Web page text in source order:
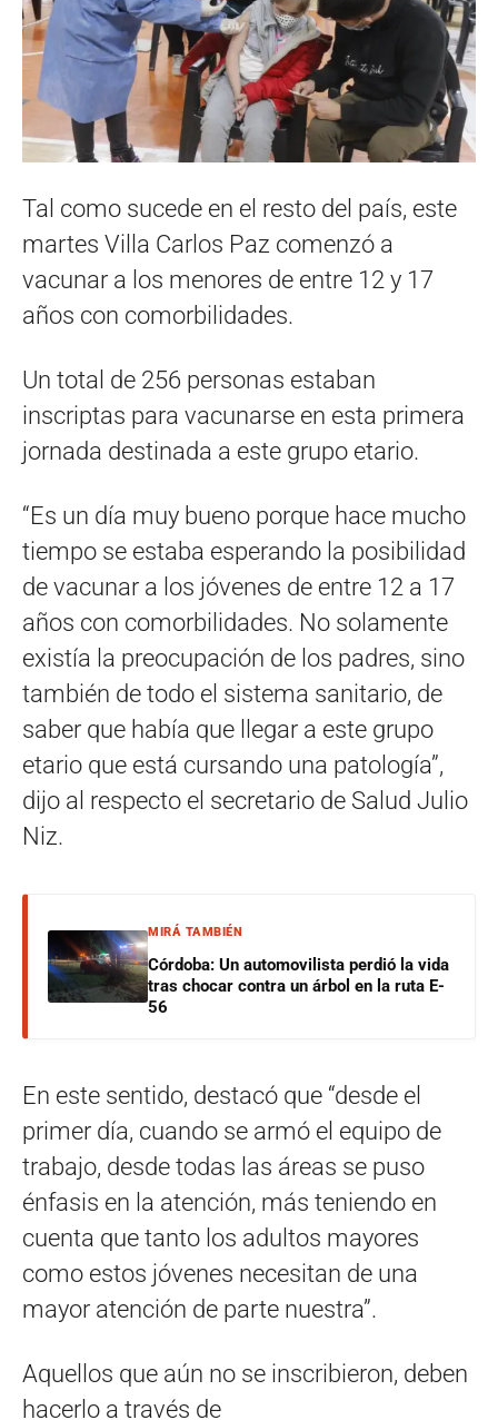
Tal como sucede en el resto del país, este
martes Villa Carlos Paz comenzó a
vacunar a los menores de entre 12 y 17
años con comorbilidades.
Un total de 256 personas estaban
inscriptas para vacunarse en esta primera
jornada destinada a este grupo etario.
“Es un día muy bueno porque hace mucho
tiempo se estaba esperando la posibilidad
de vacunar a los jóvenes de entre 12 a 17
años con comorbilidades. No solamente
existía la preocupación de los padres, sino
también de todo el sistema sanitario, de
saber que había que llegar a este grupo
etario que está cursando una patología”,
dijo al respecto el secretario de Salud Julio
Niz.
MIRÁ TAMBIÉN
Córdoba: Un automovilista perdió la vida
tras chocar contra un árbol en la ruta E-
56
En este sentido, destacó que “desde el
primer día, cuando se armó el equipo de
trabajo, desde todas las áreas se puso
énfasis en la atención, más teniendo en
cuenta que tanto los adultos mayores
como estos jóvenes necesitan de una
mayor atención de parte nuestra”.
Aquellos que aún no se inscribieron, deben
hacerlo a través de